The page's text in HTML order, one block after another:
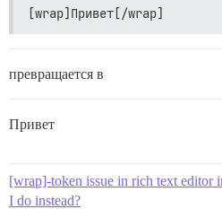
[wrap]Привет[/wrap]
превращается в
Привет
[wrap]-token issue in rich text editor
I do instead?